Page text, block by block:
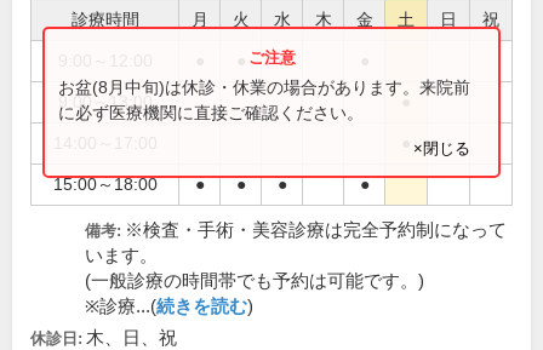
診療時間 月 火 水 木 金 土 日 祝
●
9:00～13:00 ●
15:00～18:00 ● ● ● ●
お盆(8月中旬)は休診・休業の場合があります。来院前
に必ず医療機関に直接ご確認ください。
×閉じる
備考: ※検査・手術・美容診療は完全予約制になって
います。
(一般診療の時間帯でも予約は可能です。)
※診療...(続きを読む)
休診日: 木、日、祝